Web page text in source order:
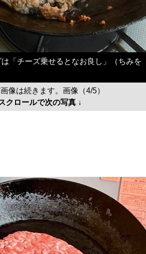
「チーズ乗せるとなお良し」（ちみを
像は続きます。画像（4/5）
クロールで次の写真 ↓